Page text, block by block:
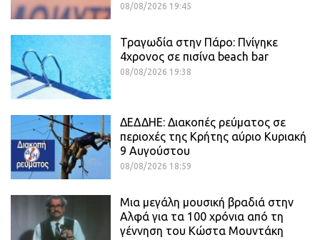
08/08/2026 19:45
Τραγωδία στην Πάρο: Πνίγηκε
4χρονος σε πισίνα beach bar
08/08/2026 19:38
ΔΕΔΔΗΕ: Διακοπές ρεύματος σε
περιοχές της Κρήτης αύριο Κυριακή
9 Αυγούστου
08/08/2026 18:59
Μια μεγάλη μουσική βραδιά στην
Αλφά για τα 100 χρόνια από τη
γέννηση του Κώστα Μουντάκη